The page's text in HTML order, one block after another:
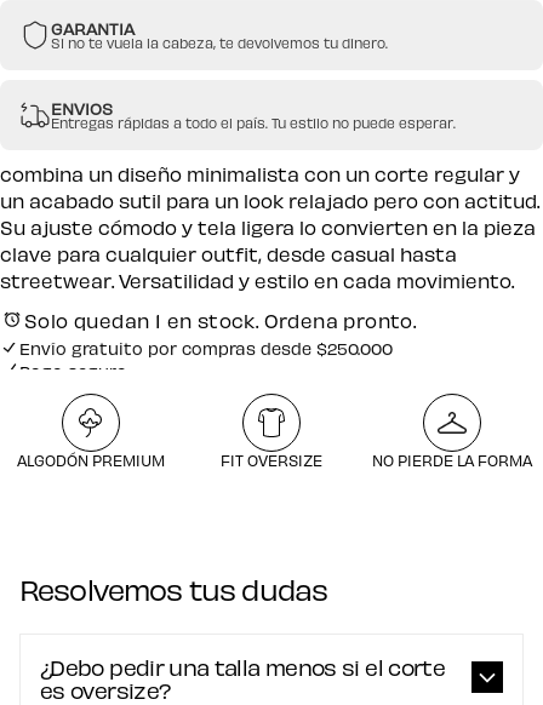
GARANTIA
Si no te vuela la cabeza, te devolvemos tu dinero.
ENVIOS
Entregas rápidas a todo el país. Tu estilo no puede esperar.
combina un diseño minimalista con un corte regular y
un acabado sutil para un look relajado pero con actitud.
Su ajuste cómodo y tela ligera lo convierten en la pieza
clave para cualquier outfit, desde casual hasta
streetwear. Versatilidad y estilo en cada movimiento.
Solo quedan 1 en stock. Ordena pronto.
Pago seguro
Envío gratuito por compras desde $250.000
Pago seguro
ALGODÓN PREMIUM FIT OVERSIZE NO PIERDE LA FORMA
Resolvemos tus dudas
¿Debo pedir una talla menos si el corte
es oversize?